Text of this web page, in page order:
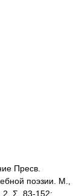
Пресв.
поэзии. М.,
2. Σ. 83-152;